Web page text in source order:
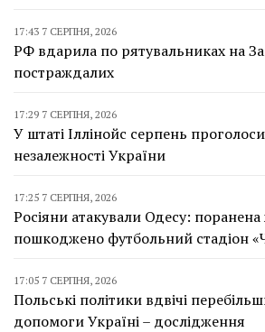
17:43 7 СЕРПНЯ, 2026
РФ вдарила по рятувальниках на
постраждалих
17:29 7 СЕРПНЯ, 2026
У штаті Іллінойс серпень
незалежності України
17:25 7 СЕРПНЯ, 2026
Росіяни атакували Одесу: поранена
пошкоджено футбольний стадіон
17:05 7 СЕРПНЯ, 2026
Польські політики вдвічі
допомоги Україні – дослідження